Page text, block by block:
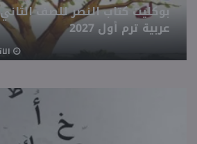
بوكليت كتاب النصر للصف الثاني
عربية ترم أول 2027
الاثنين